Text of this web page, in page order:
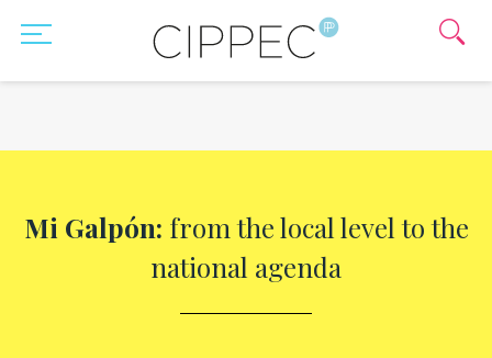
Mi Galpón: from the local level to the
national agenda